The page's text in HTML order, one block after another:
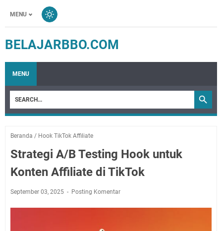
MENU
BELAJARBBO.COM
MENU
Beranda / Hook TikTok Affiliate
Strategi A/B Testing Hook untuk
Konten Affiliate di TikTok
September 03, 2025 Posting Komentar